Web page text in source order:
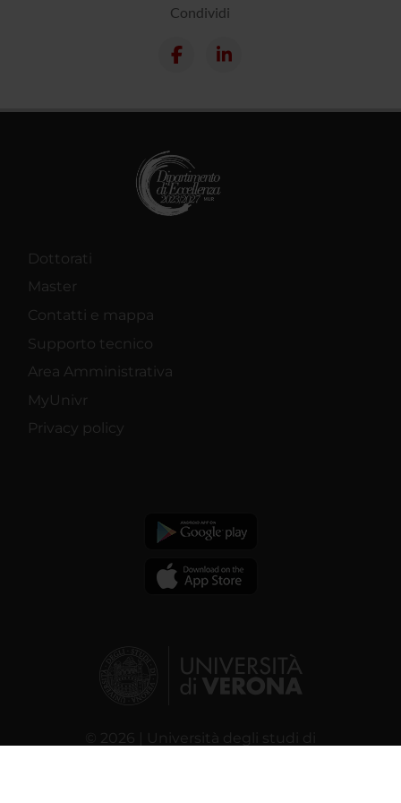
Condividi
Dottorati
Master
Contatti e mappa
Supporto tecnico
Area Amministrativa
MyUnivr
Privacy policy
© 2026 | Università degli studi di